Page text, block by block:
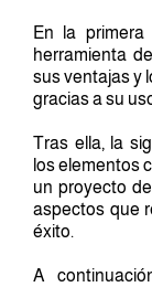
En la
herramienta
sus ventajas y
gracias a su
Tras ella, la
los elementos
un proyecto
aspectos que
éxito.
A